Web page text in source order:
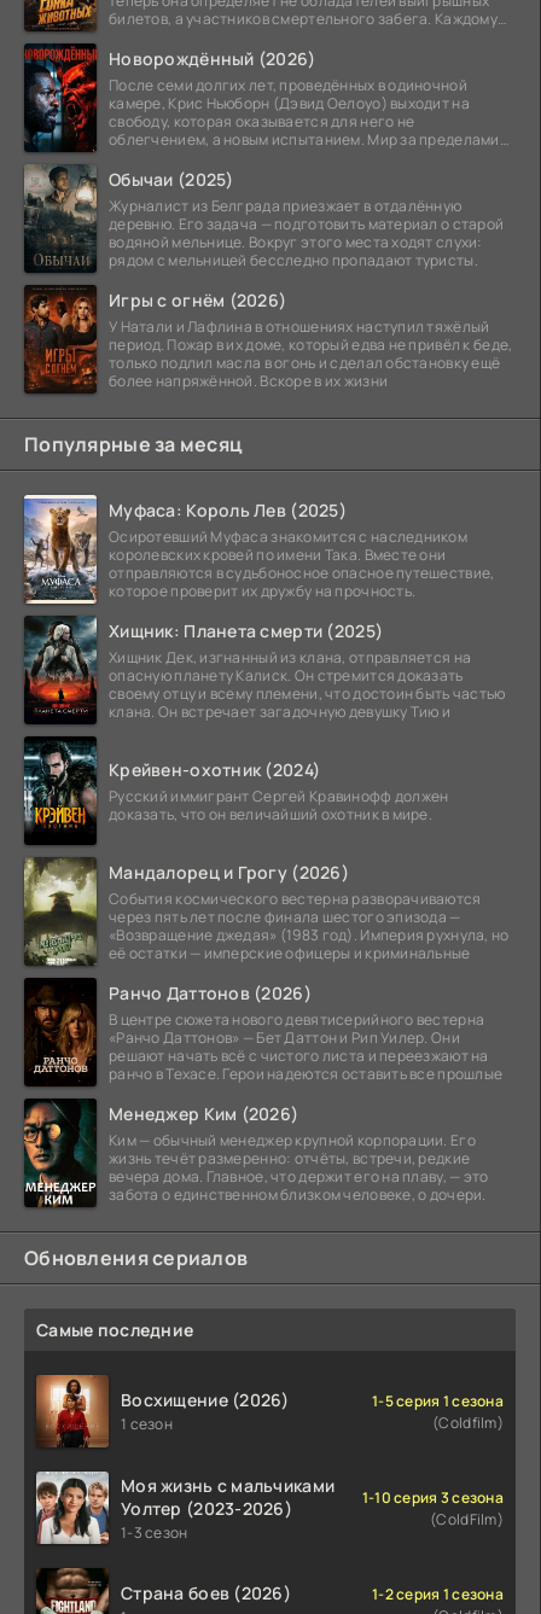
билетов, а участников смертельного забега. Каждому
Новорождённый (2026)
После семи долгих лет, проведённых в одиночной
камере, Крис Ньюборн (Дэвид Оелоуо) выходит на
свободу, которая оказывается для него не
облегчением, а новым испытанием. Мир за пределами
Обычаи (2025)
Журналист из Белграда приезжает в отдалённую
деревню. Его задача — подготовить материал о старой
водяной мельнице. Вокруг этого места ходят слухи:
рядом с мельницей бесследно пропадают туристы.
Игры с огнём (2026)
У Натали и Лафлина в отношениях наступил тяжёлый
период. Пожар в их доме, который едва не привёл к беде,
только подлил масла в огонь и сделал обстановку ещё
более напряжённой. Вскоре в их жизни
Популярные за месяц
Муфаса: Король Лев (2025)
Осиротевший Муфаса знакомится с наследником
королевских кровей по имени Така. Вместе они
отправляются в судьбоносное опасное путешествие,
которое проверит их дружбу на прочность.
Хищник: Планета смерти (2025)
Хищник Дек, изгнанный из клана, отправляется на
опасную планету Калиск. Он стремится доказать
своему отцу и всему племени, что достоин быть частью
клана. Он встречает загадочную девушку Тию и
Крейвен-охотник (2024)
Русский иммигрант Сергей Кравинофф должен
доказать, что он величайший охотник в мире.
Мандалорец и Грогу (2026)
События космического вестерна разворачиваются
через пять лет после финала шестого эпизода —
«Возвращение джедая» (1983 год). Империя рухнула, но
её остатки — имперские офицеры и криминальные
Ранчо Даттонов (2026)
В центре сюжета нового девятисерийного вестерна
«Ранчо Даттонов» — Бет Даттон и Рип Уилер. Они
решают начать всё с чистого листа и переезжают на
ранчо в Техасе. Герои надеются оставить все прошлые
Менеджер Ким (2026)
Ким — обычный менеджер крупной корпорации. Его
жизнь течёт размеренно: отчёты, встречи, редкие
вечера дома. Главное, что держит его на плаву, — это
забота о единственном близком человеке, о дочери.
Обновления сериалов
Самые последние
Восхищение (2026)
1 сезон
1-5 серия 1 сезона
(Coldfilm)
Моя жизнь с мальчиками
Уолтер (2023-2026)
1-3 сезон
1-10 серия 3 сезона
(ColdFilm)
Страна боев (2026)
1-2 серия 1 сезона